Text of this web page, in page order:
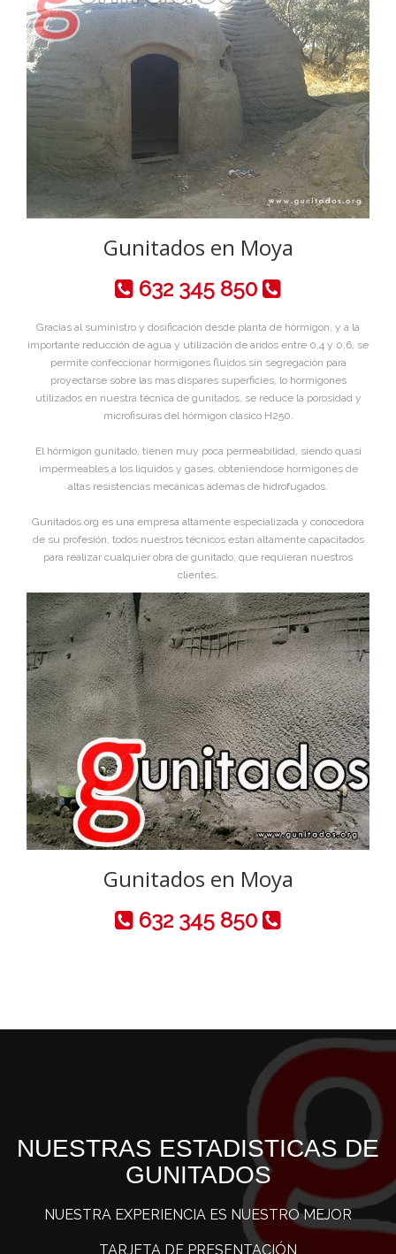
Gunitados en Moya
632 345 850
Gracias al suministro y dosificación desde planta de hórmigon, y a la
importante reducción de agua y utilización de aridos entre 0,4 y 0,6, se
permite confeccionar hormigones fluidos sin segregación para
proyectarse sobre las mas dispares superficies, lo hormigones
utilizados en nuestra técnica de gunitados, se reduce la porosidad y
microfisuras del hórmigon clasico H250.
El hórmigon gunitado, tienen muy poca permeabilidad, siendo quasi
impermeables a los líquidos y gases, obteniéndose hormigones de
altas resistencias mecánicas ademas de hidrofugados.
Gunitados.org es una empresa altamente especializada y conocedora
de su profesión, todos nuestros técnicos estan altamente capacitados
para realizar cualquier obra de gunitado, que requieran nuestros
clientes.
Gunitados en Moya
632 345 850
NUESTRAS ESTADISTICAS DE
GUNITADOS
NUESTRA EXPERIENCIA ES NUESTRO MEJOR
TARJETA DE PRESENTACIÓN